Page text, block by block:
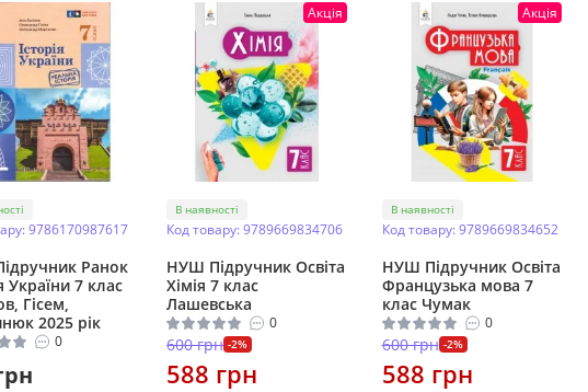
9786170987617
Ранок
України 7 клас
Гісем,
2025 рік
0
Акція
В наявності
Код товару: 9789669834706
НУШ Підручник Освіта
Хімія 7 клас
Лашевська
0
600 грн -2%
588 грн
Акція
В наявності
Код товару: 9789669834652
НУШ Підручник Освіта
Французька мова 7
клас Чумак
0
600 грн -2%
588 грн